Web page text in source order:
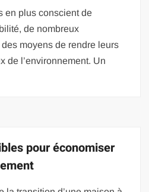
en plus conscient de
de nombreux
moyens de rendre leurs
de l’environnement. Un
pour économiser